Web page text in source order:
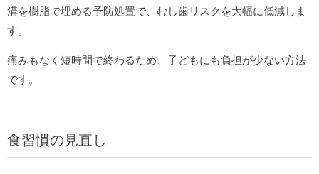
溝を樹脂で埋める予防処置で、むし歯リスクを大幅に低減しま
す。
痛みもなく短時間で終わるため、子どもにも負担が少ない方法
です。
食習慣の見直し